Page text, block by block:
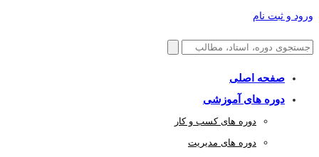
ورود و ثبت نام
صفحه اصلی
دوره های آموزشی
دوره های کسب و کار
دوره های مدیریت